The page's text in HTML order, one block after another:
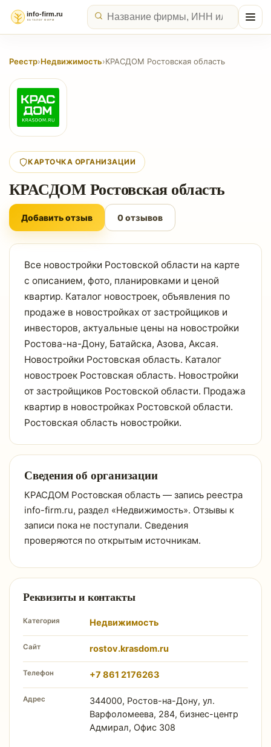
Реестр›Недвижимость›КРАСДОМ Ростовская область
КАРТОЧКА ОРГАНИЗАЦИИ
КРАСДОМ Ростовская область
Добавить отзыв 0 отзывов
Все новостройки Ростовской области на карте
с описанием, фото, планировками и ценой
квартир. Каталог новостроек, объявления по
продаже в новостройках от застройщиков и
инвесторов, актуальные цены на новостройки
Ростова-на-Дону, Батайска, Азова, Аксая.
Новостройки Ростовская область. Каталог
новостроек Ростовская область. Новостройки
от застройщиков Ростовской области. Продажа
квартир в новостройках Ростовской области.
Ростовская область новостройки.
Сведения об организации
КРАСДОМ Ростовская область — запись реестра
info-firm.ru, раздел «Недвижимость». Отзывы к
записи пока не поступали. Сведения
проверяются по открытым источникам.
Реквизиты и контакты
Категория Недвижимость
Сайт rostov.krasdom.ru
Телефон +7 861 2176263
Адрес
344000, Ростов-на-Дону, ул.
Варфоломеева, 284, бизнес-центр
Адмирал, Офис 308